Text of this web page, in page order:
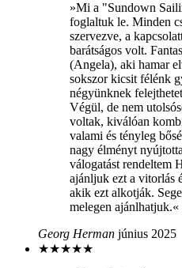
»Mi a "Sundown
foglaltuk le. Minden
szervezve, a
barátságos volt.
(Angela), aki hamar
sokszor kicsit félénk
négyünknek
Végül, de nem
voltak, kiválóan
valami és tényleg
nagy élményt
válogatást rendeltem
ajánljuk ezt a vitorlás
akik ezt alkotják.
melegen ajánlhatjuk.«
Georg Herman június 2025
★★★★★